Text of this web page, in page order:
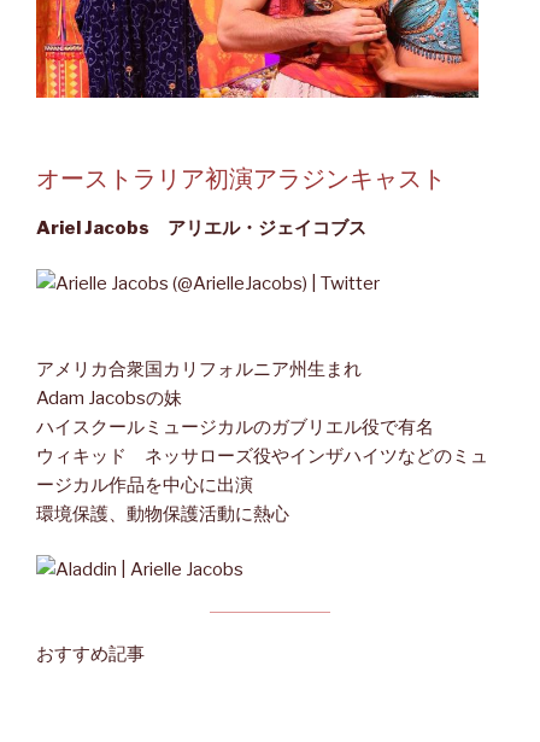
オーストラリア初演アラジンキャスト
Ariel Jacobs アリエル・ジェイコブス
アメリカ合衆国カリフォルニア州生まれ
Adam Jacobsの妹
ハイスクールミュージカルのガブリエル役で有名
ウィキッド ネッサローズ役やインザハイツなどのミュ
ージカル作品を中心に出演
環境保護、動物保護活動に熱心
おすすめ記事